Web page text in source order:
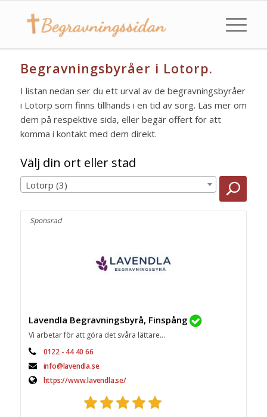
Begravningsbyråer i Lotorp.
I listan nedan ser du ett urval av de begravningsbyråer
i Lotorp som finns tillhands i en tid av sorg. Läs mer om
dem på respektive sida, eller begär offert för att
komma i kontakt med dem direkt.
Välj din ort eller stad
Lotorp (3)
Sponsrad
Lavendla Begravningsbyrå, Finspång
Vi arbetar för att göra det svåra lättare...
0122 - 44 40 66
info@lavendla.se
https://www.lavendla.se/